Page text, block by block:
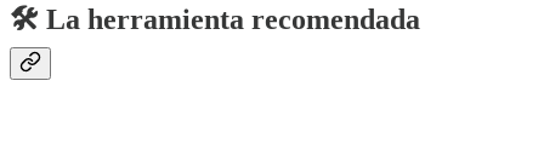
🛠️ La herramienta recomendada